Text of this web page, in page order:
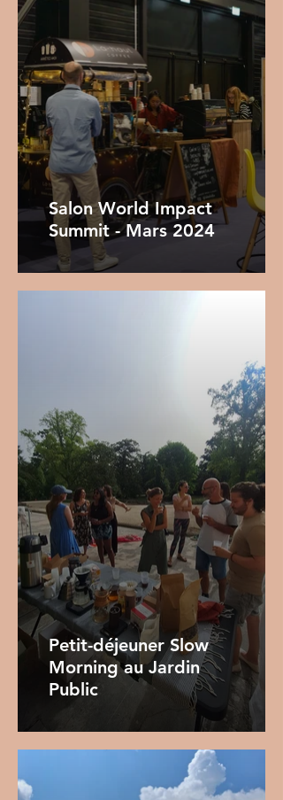
Salon World Impact
Summit - Mars 2024
Petit-déjeuner Slow
Morning au Jardin
Public